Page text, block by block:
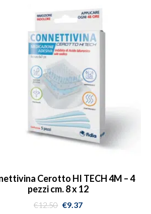
Cerotto HI TECH 4M – 4
pezzi cm. 8 x 12
€12.50 €9.37